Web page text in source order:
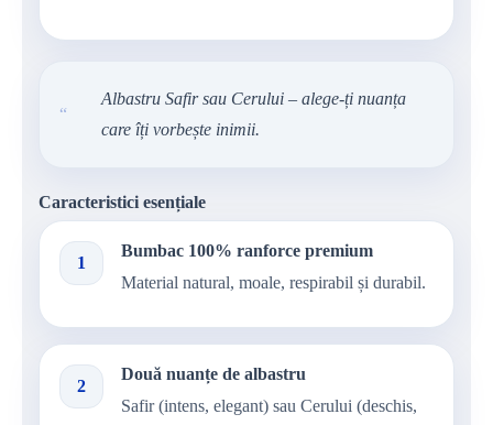
“
Albastru Safir sau Cerului – alege-ți nuanța
care îți vorbește inimii.
Caracteristici esențiale
1
Bumbac 100% ranforce premium
Material natural, moale, respirabil și durabil.
2
Două nuanțe de albastru
Safir (intens, elegant) sau Cerului (deschis,